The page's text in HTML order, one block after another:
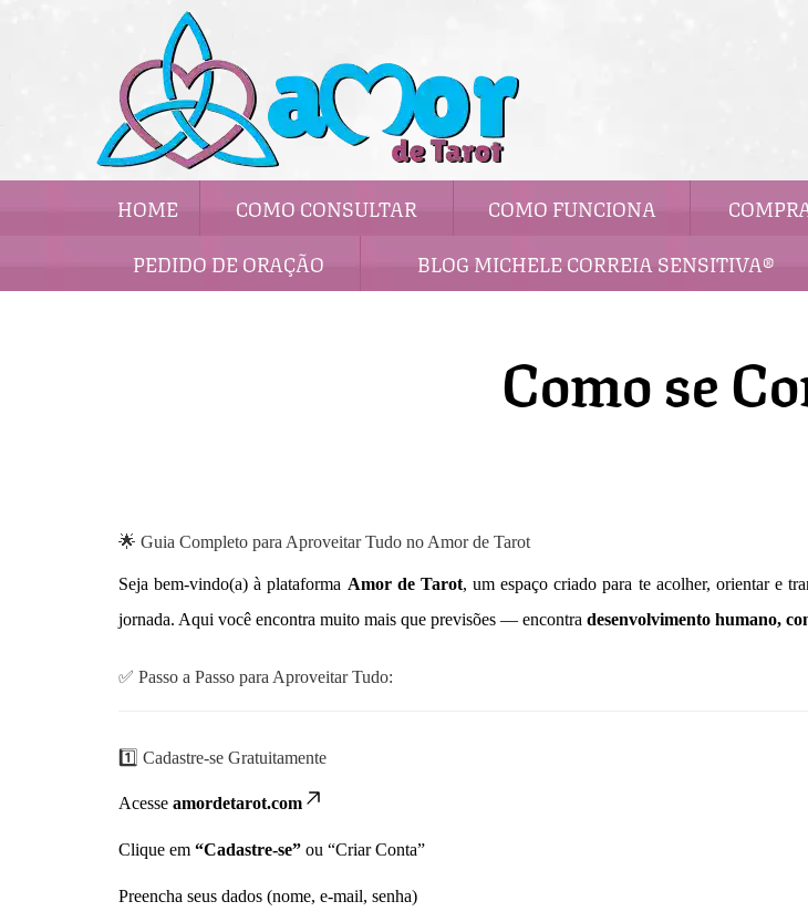
HOME COMO CONSULTAR COMO FUNCIONA
PEDIDO DE ORAÇÃO
BLOG MICHELE CORREIA SENSITIVA®
Como se
🌟 Guia Completo para Aproveitar Tudo no Amor de Tarot
Seja bem-vindo(a) à plataforma Amor de Tarot, um espaço criado para te acolher, orientar e
jornada. Aqui você encontra muito mais que previsões — encontra desenvolvimento humano,
✅ Passo a Passo para Aproveitar Tudo:
1️⃣ Cadastre-se Gratuitamente
Acesse amordetarot.com
Clique em “Cadastre-se” ou “Criar Conta”
Preencha seus dados (nome, e-mail, senha)